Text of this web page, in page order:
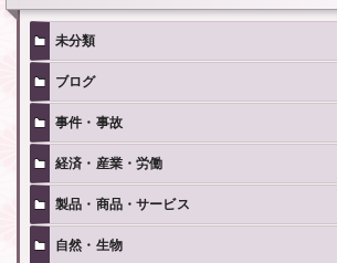
未分類
ブログ
事件・事故
経済・産業・労働
製品・商品・サービス
自然・生物